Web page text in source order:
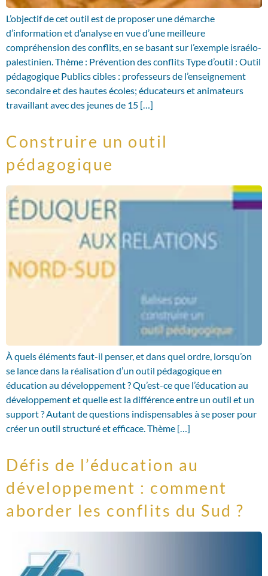
L’objectif de cet outil est de proposer une démarche
d’information et d’analyse en vue d’une meilleure
compréhension des conflits, en se basant sur l’exemple israélo-
palestinien. Thème : Prévention des conflits Type d’outil : Outil
pédagogique Publics cibles : professeurs de l’enseignement
secondaire et des hautes écoles; éducateurs et animateurs
travaillant avec des jeunes de 15 […]
Construire un outil
pédagogique
À quels éléments faut-il penser, et dans quel ordre, lorsqu’on
se lance dans la réalisation d’un outil pédagogique en
éducation au développement ? Qu’est-ce que l’éducation au
développement et quelle est la différence entre un outil et un
support ? Autant de questions indispensables à se poser pour
créer un outil structuré et efficace. Thème […]
Défis de l’éducation au
développement : comment
aborder les conflits du Sud ?